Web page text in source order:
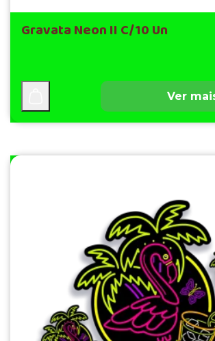
Gravata Neon II C/10 Un
Ver